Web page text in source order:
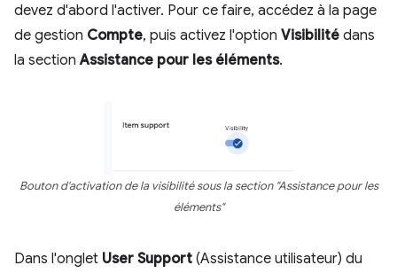
devez d'abord l'activer. Pour ce faire, accédez à la page
de gestion Compte, puis activez l'option Visibilité dans
la sectionAssistance pour les éléments.
Bouton d'activation de la visibilité sous la section "Assistance pour les
éléments"
Dans l'onglet User Support (Assistance utilisateur) du